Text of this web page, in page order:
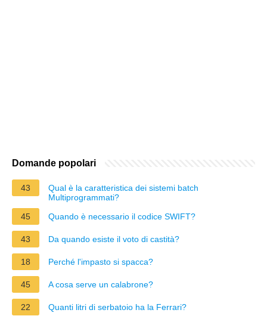
Domande popolari
43
Qual è la caratteristica dei sistemi batch
Multiprogrammati?
45
Quando è necessario il codice SWIFT?
43 Da quando esiste il voto di castità?
18 Perché l'impasto si spacca?
45 A cosa serve un calabrone?
22 Quanti litri di serbatoio ha la Ferrari?